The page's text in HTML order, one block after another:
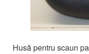
Husă pentru scaun